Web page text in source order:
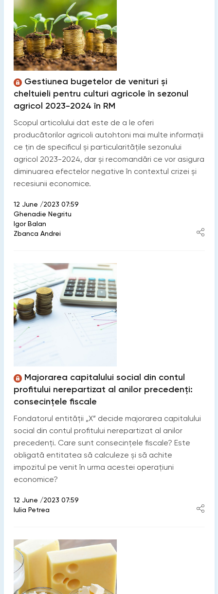
Gestiunea bugetelor de venituri și
cheltuieli pentru culturi agricole în sezonul
agricol 2023-2024 în RM
Scopul articolului dat este de a le oferi
producătorilor agricoli autohtoni mai multe informații
ce țin de specificul și particularitățile sezonului
agricol 2023-2024, dar și recomandări ce vor asigura
diminuarea efectelor negative în contextul crizei și
recesiunii economice.
12 June /2023 07:59
Ghenadie Negritu
Igor Balan
Zbanca Andrei
Majorarea capitalului social din contul
profitului nerepartizat al anilor precedenți:
consecințele fiscale
Fondatorul entității „X” decide majorarea capitalului
social din contul profitului nerepartizat al anilor
precedenți. Care sunt consecințele fiscale? Este
obligată entitatea să calculeze și să achite
impozitul pe venit în urma acestei operațiuni
economice?
12 June /2023 07:59
Iulia Petrea